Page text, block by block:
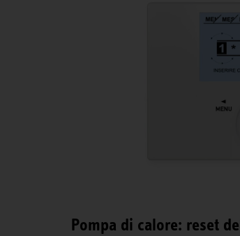
Pompa di calore: reset